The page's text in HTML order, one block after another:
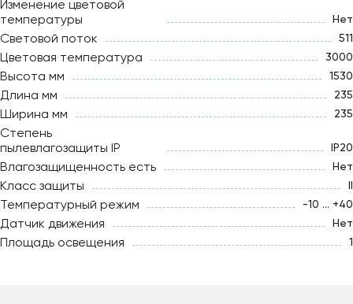
Изменение цветовой
температуры
Нет
Световой поток 511
Цветовая температура 3000
Высота мм 1530
Длина мм 235
Ширина мм 235
Степень
пылевлагозащиты IP
IP20
Влагозащищенность есть Нет
Класс защиты II
Температурный режим -10 ... +40
Датчик движения Нет
Площадь освещения 1